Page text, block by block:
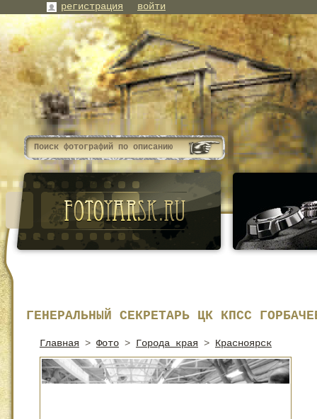
ГЕНЕРАЛЬНЫЙ СЕКРЕТАРЬ ЦК КПСС
Главная > Фото > Города края > Красноярск
регистрация войти